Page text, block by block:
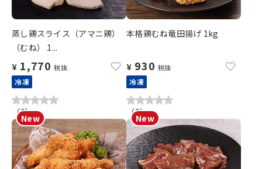
蒸し鶏スライス（アマニ鶏）
（むね） 1...
¥ 1,770 税抜
冷凍
（0）
本格鶏むね竜田揚げ 1kg
¥ 930 税抜
冷凍
（0）